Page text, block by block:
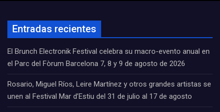
Entradas recientes
El Brunch Electronik Festival celebra su macro-evento anual en
el Parc del Fòrum Barcelona 7, 8 y 9 de agosto de 2026
Rosario, Miguel Ríos, Leire Martínez y otros grandes artistas se
unen al Festival Mar d’Estiu del 31 de julio al 17 de agosto